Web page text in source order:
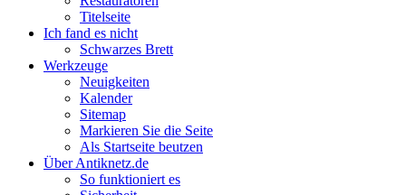
Titelseite
Ich fand es nicht
Schwarzes Brett
Werkzeuge
Neuigkeiten
Kalender
Sitemap
Markieren Sie die Seite
Als Startseite beutzen
Über Antiknetz.de
So funktioniert es